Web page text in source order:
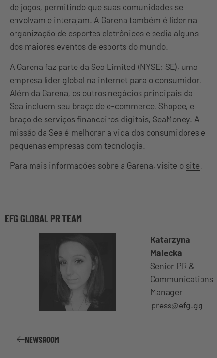
de jogos, permitindo que suas comunidades se
envolvam e interajam. A Garena também é líder na
organização de esportes eletrônicos e sedia alguns
dos maiores eventos de esports do mundo.
A Garena faz parte da Sea Limited (NYSE: SE), uma
empresa líder global na internet para o consumidor.
Além da Garena, os outros negócios principais da
Sea incluem seu braço de e-commerce, Shopee, e
braço de serviços financeiros digitais, SeaMoney. A
missão da Sea é melhorar a vida dos consumidores e
pequenas empresas com tecnologia.
Para mais informações sobre a Garena, visite o site.
EFG GLOBAL PR TEAM
Katarzyna
Malecka
Senior PR &
Communications
Manager
press@efg.gg
NEWSROOM